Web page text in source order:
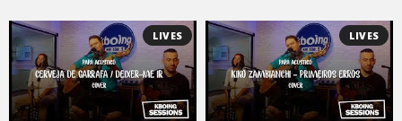
LIVES LIVES